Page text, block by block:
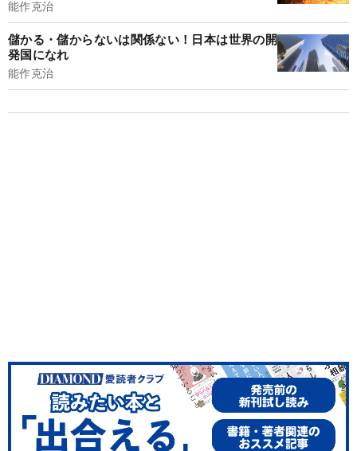
能作克治
儲かる・儲からないは関係ない！日本は世界の開
発国になれ
能作克治